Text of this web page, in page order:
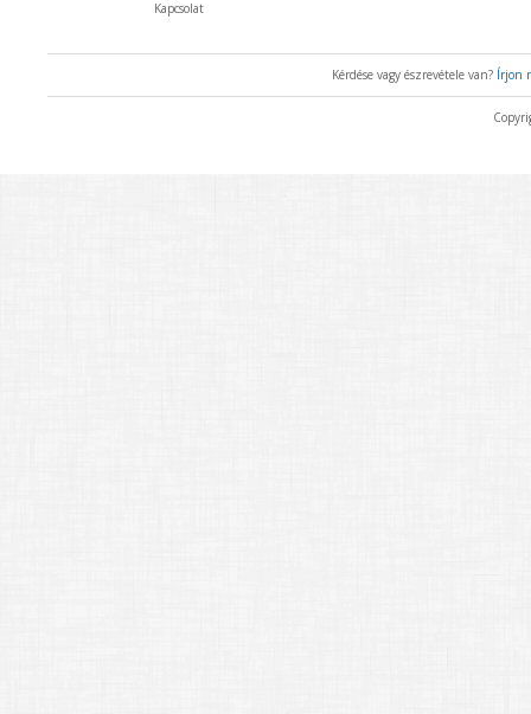
Kapcsolat
Kérdése vagy észrevétele van? Írjon